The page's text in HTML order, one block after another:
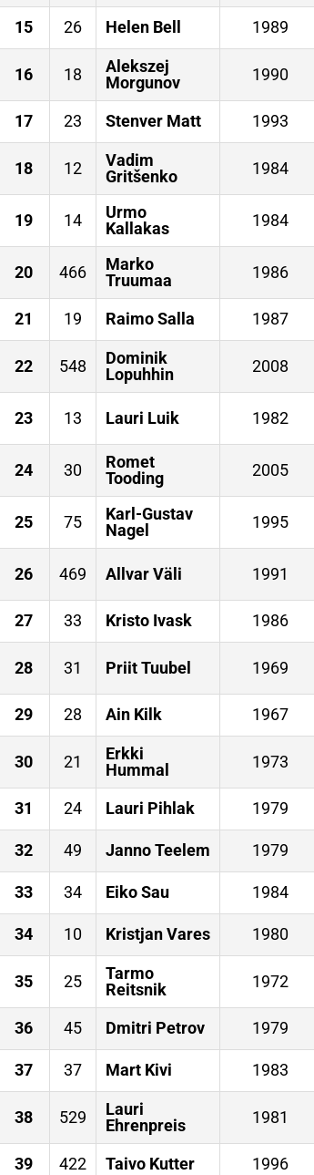
15 26 Helen Bell 1989
16 18
Alekszej
Morgunov
1990
17 23 Stenver Matt 1993
18 12
Vadim
Gritšenko
1984
19 14
Urmo
Kallakas
1984
20 466
Marko
Truumaa
1986
21 19 Raimo Salla 1987
22 548
Dominik
Lopuhhin
2008
23 13 Lauri Luik 1982
24 30
Romet
Tooding
2005
25 75
Karl-Gustav
Nagel
1995
26 469 Allvar Väli 1991
27
33 Kristo Ivask 1986
28 31 Priit Tuubel 1969
29
28 Ain Kilk 1967
30 21
Erkki
Hummal
1973
31 24 Lauri Pihlak 1979
32 49 Janno Teelem 1979
33 34 Eiko Sau 1984
34 10 Kristjan Vares 1980
35 25
Tarmo
Reitsnik
1972
36 45 Dmitri Petrov 1979
37 37 Mart Kivi 1983
38 529
Lauri
Ehrenpreis
1981
39 422 Taivo Kutter 1996